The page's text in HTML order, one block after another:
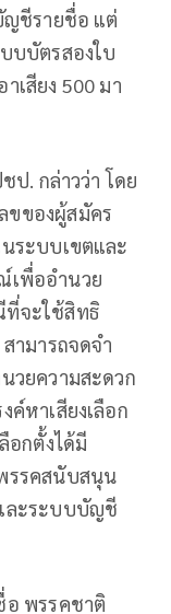
ญชีรายชื่อ แต่
บบัตรสองใบ
เสียง 500 มา
ป. กล่าวว่า โดย
ขของผู้สมัคร
ระบบเขตและ
เพื่ออำนวย
ที่จะใช้สิทธิ
ามารถจดจำ
วยความสะดวก
ค์หาเสียงเลือก
อกตั้งได้มี
รรคสนับสนุน
ละระบบบัญชี
พรรคชาติ